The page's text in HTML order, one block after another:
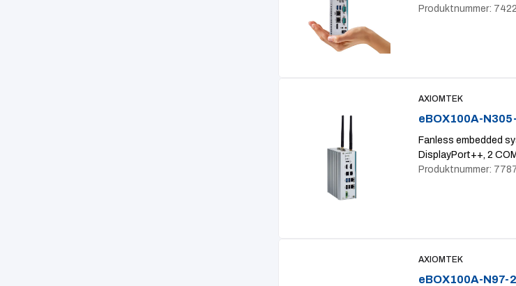
Produktnummer:
AXIOMTEK
eBOX100A-
Fanless embedded
DisplayPort++, 2
Produktnummer:
AXIOMTEK
eBOX100A-N97-